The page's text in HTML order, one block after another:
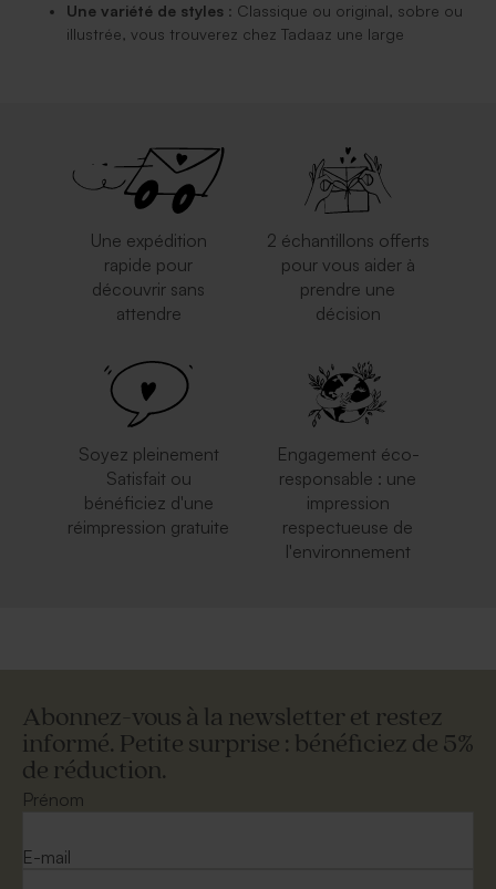
Une variété de styles : Classique ou original, sobre ou
illustrée, vous trouverez chez Tadaaz une large
Une expédition
rapide pour
découvrir sans
attendre
2 échantillons offerts
pour vous aider à
prendre une
décision
Soyez pleinement
Satisfait ou
bénéficiez d'une
réimpression gratuite
Engagement éco-
responsable : une
impression
respectueuse de
l'environnement
Abonnez-vous à la newsletter et restez
informé. Petite surprise : bénéficiez de 5%
de réduction.
Prénom
E-mail